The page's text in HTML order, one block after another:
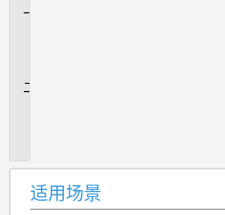
适用场景